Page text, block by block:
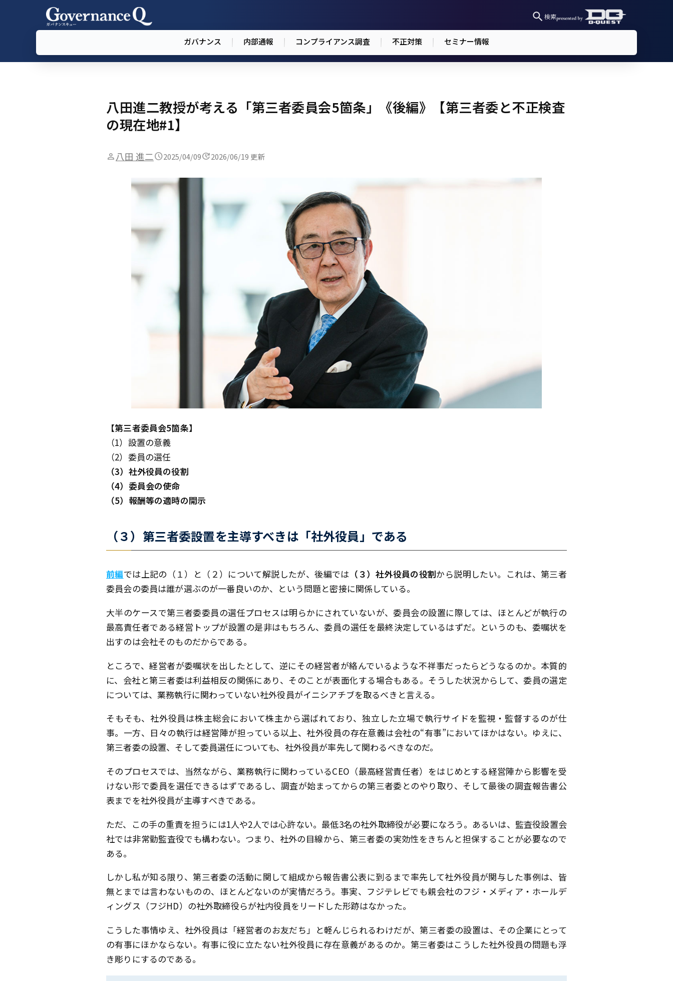
検索
ガバナンス 内部通報 コンプライアンス調査 不正対策 セミナー情報
八田進二教授が考える「第三者委員会5箇条」《後編》【第三者委と不正検査
の現在地#1】
八田 進二 2025/04/09 2026/06/19 更新
【第三者委員会5箇条】
（1）設置の意義
（2）委員の選任
（3）社外役員の役割
（4）委員会の使命
（5）報酬等の適時の開示
（３）第三者委設置を主導すべきは「社外役員」である
前編では上記の（１）と（２）について解説したが、後編では （３）社外役員の役割から説明したい。これは、第三者
委員会の委員は誰が選ぶのが一番良いのか、という問題と密接に関係している。
大半のケースで第三者委委員の選任プロセスは明らかにされていないが、委員会の設置に際しては、ほとんどが執行の
最高責任者である経営トップが設置の是非はもちろん、委員の選任を最終決定しているはずだ。というのも、委嘱状を
出すのは会社そのものだからである。
ところで、経営者が委嘱状を出したとして、逆にその経営者が絡んでいるような不祥事だったらどうなるのか。本質的
に、会社と第三者委は利益相反の関係にあり、そのことが表面化する場合もある。そうした状況からして、委員の選定
については、業務執行に関わっていない社外役員がイニシアチブを取るべきと言える。
そもそも、社外役員は株主総会において株主から選ばれており、独立した立場で執行サイドを監視・監督するのが仕
事。一方、日々の執行は経営陣が担っている以上、社外役員の存在意義は会社の“有事”においてほかはない。ゆえに、
第三者委の設置、そして委員選任についても、社外役員が率先して関わるべきなのだ。
そのプロセスでは、当然ながら、業務執行に関わっているCEO（最高経営責任者）をはじめとする経営陣から影響を受
けない形で委員を選任できるはずであるし、調査が始まってからの第三者委とのやり取り、そして最後の調査報告書公
表までを社外役員が主導すべきである。
ただ、この手の重責を担うには1人や2人では心許ない。最低3名の社外取締役が必要になろう。あるいは、監査役設置会
社では非常勤監査役でも構わない。つまり、社外の目線から、第三者委の実効性をきちんと担保することが必要なので
ある。
しかし私が知る限り、第三者委の活動に関して組成から報告書公表に到るまで率先して社外役員が関与した事例は、皆
無とまでは言わないものの、ほとんどないのが実情だろう。事実、フジテレビでも親会社のフジ・メディア・ホールデ
ィングス（フジHD）の社外取締役らが社内役員をリードした形跡はなかった。
こうした事情ゆえ、社外役員は「経営者のお友だち」と軽んじられるわけだが、第三者委の設置は、その企業にとって
の有事にほかならない。有事に役に立たない社外役員に存在意義があるのか。第三者委はこうした社外役員の問題も浮
き彫りにするのである。